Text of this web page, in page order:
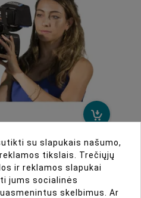
Hood for Panasonic
su slapukais našumo,
tikslais. Trečiųjų
ir reklamos slapukai
jums socialinės
skelbimus. Ar